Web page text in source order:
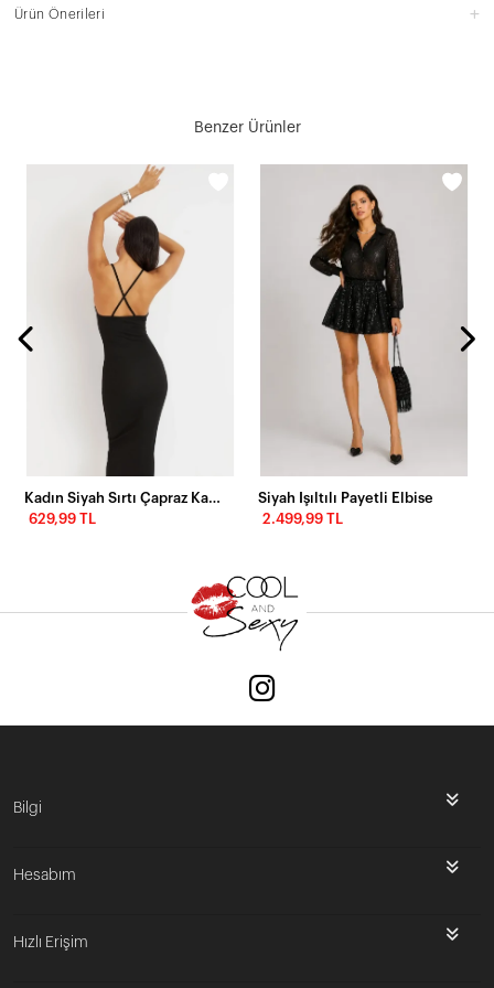
Ürün Önerileri
Benzer Ürünler
629,99 TL
Siyah Işıltılı Payetli Elbise
2.499,99 TL
Bilgi
Hesabım
Hızlı Erişim